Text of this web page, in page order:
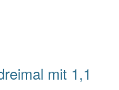
mit 1,1